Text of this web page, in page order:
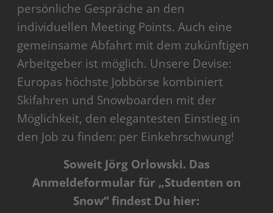
persönliche Gespräche an den
individuellen Meeting Points. Auch eine
gemeinsame Abfahrt mit dem zukünftigen
Arbeitgeber ist möglich. Unsere Devise:
Europas höchste Jobbörse kombiniert
Skifahren und Snowboarden mit der
Möglichkeit, den elegantesten Einstieg in
den Job zu finden: per Einkehrschwung!
Soweit Jörg Orlowski. Das
Anmeldeformular für „Studenten on
Snow“ findest Du hier: